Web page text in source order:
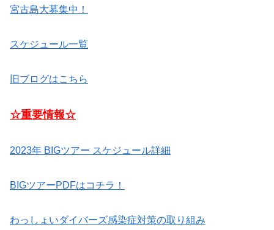
宮古島大募集中！
スケジュール一覧
旧ブログはこちら
☆重要情報☆
2023年 BIGツアー スケジュール詳細
BIGツアーPDFはコチラ！
わっしょいダイバーズ感染症対策の取り組み